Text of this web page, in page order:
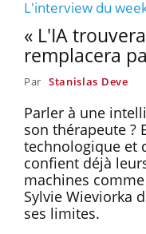
L'interview du
« L'IA
remplacera
Par Stanislas Deve
Parler à une
son thérapeute ?
technologique et
confient déjà
machines
Sylvie Wieviorka
ses limites.